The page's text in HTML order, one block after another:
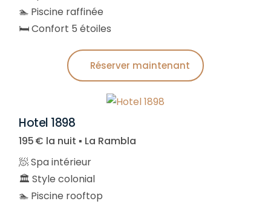
🏊 Piscine raffinée
🛏️ Confort 5 étoiles
Réserver maintenant
Hotel 1898
195 € la nuit ▪︎ La Rambla
🧖 Spa intérieur
🏛️ Style colonial
🏊 Piscine rooftop